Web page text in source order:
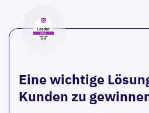
Eine wichtige
Kunden zu